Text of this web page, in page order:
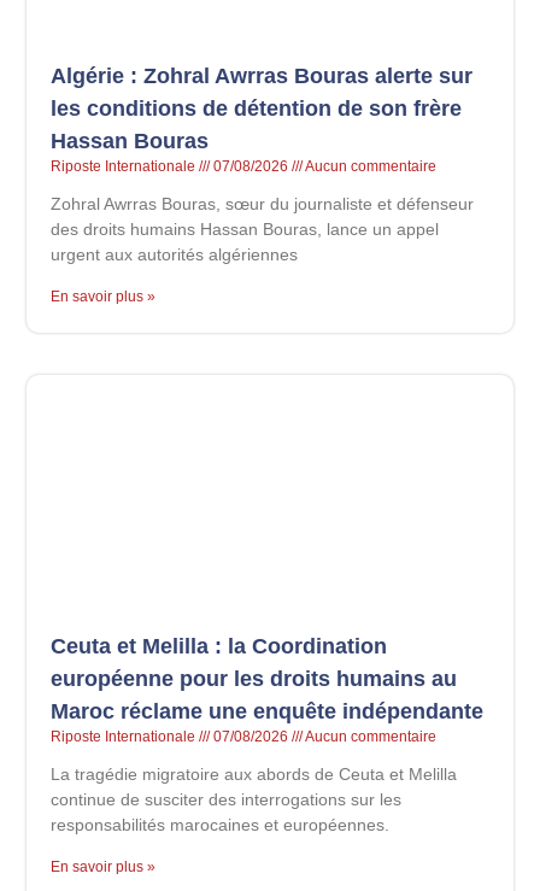
Algérie : Zohral Awrras Bouras alerte sur
les conditions de détention de son frère
Hassan Bouras
Riposte Internationale 07/08/2026 Aucun commentaire
Zohral Awrras Bouras, sœur du journaliste et défenseur
des droits humains Hassan Bouras, lance un appel
urgent aux autorités algériennes
En savoir plus »
Ceuta et Melilla : la Coordination
européenne pour les droits humains au
Maroc réclame une enquête indépendante
Riposte Internationale 07/08/2026 Aucun commentaire
La tragédie migratoire aux abords de Ceuta et Melilla
continue de susciter des interrogations sur les
responsabilités marocaines et européennes.
En savoir plus »